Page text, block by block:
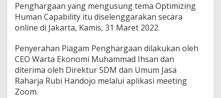
g
u
l
i
E
r
a
D
Penghargaan yang mengusung tema Optimizing
Human Capability itu diselenggarakan secara
online di Jakarta, Kamis, 31 Maret 2022.
Penyerahan Piagam Penghargaan dilakukan oleh
CEO Warta Ekonomi Muhammad Ihsan dan
diterima oleh Direktur SDM dan Umum Jasa
Raharja Rubi Handojo melalui aplikasi meeting
Zoom.